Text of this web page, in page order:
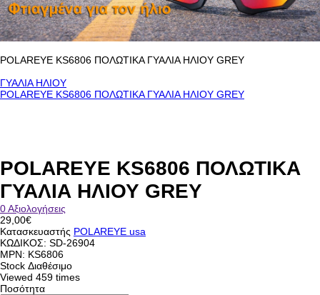
POLAREYE KS6806 ΠΟΛΩΤΙΚΑ ΓΥΑΛΙΑ ΗΛΙΟΥ GREY
ΓΥΑΛΙΑ ΗΛΙΟΥ
POLAREYE KS6806 ΠΟΛΩΤΙΚΑ ΓΥΑΛΙΑ ΗΛΙΟΥ GREY
POLAREYE KS6806 ΠΟΛΩΤΙΚΑ
ΓΥΑΛΙΑ ΗΛΙΟΥ GREY
0 Αξιολογήσεις
29,00€
Κατασκευαστής POLAREYE usa
ΚΩΔΙΚΟΣ: SD-26904
MPN: KS6806
Stock Διαθέσιμο
Viewed 459 times
Ποσότητα